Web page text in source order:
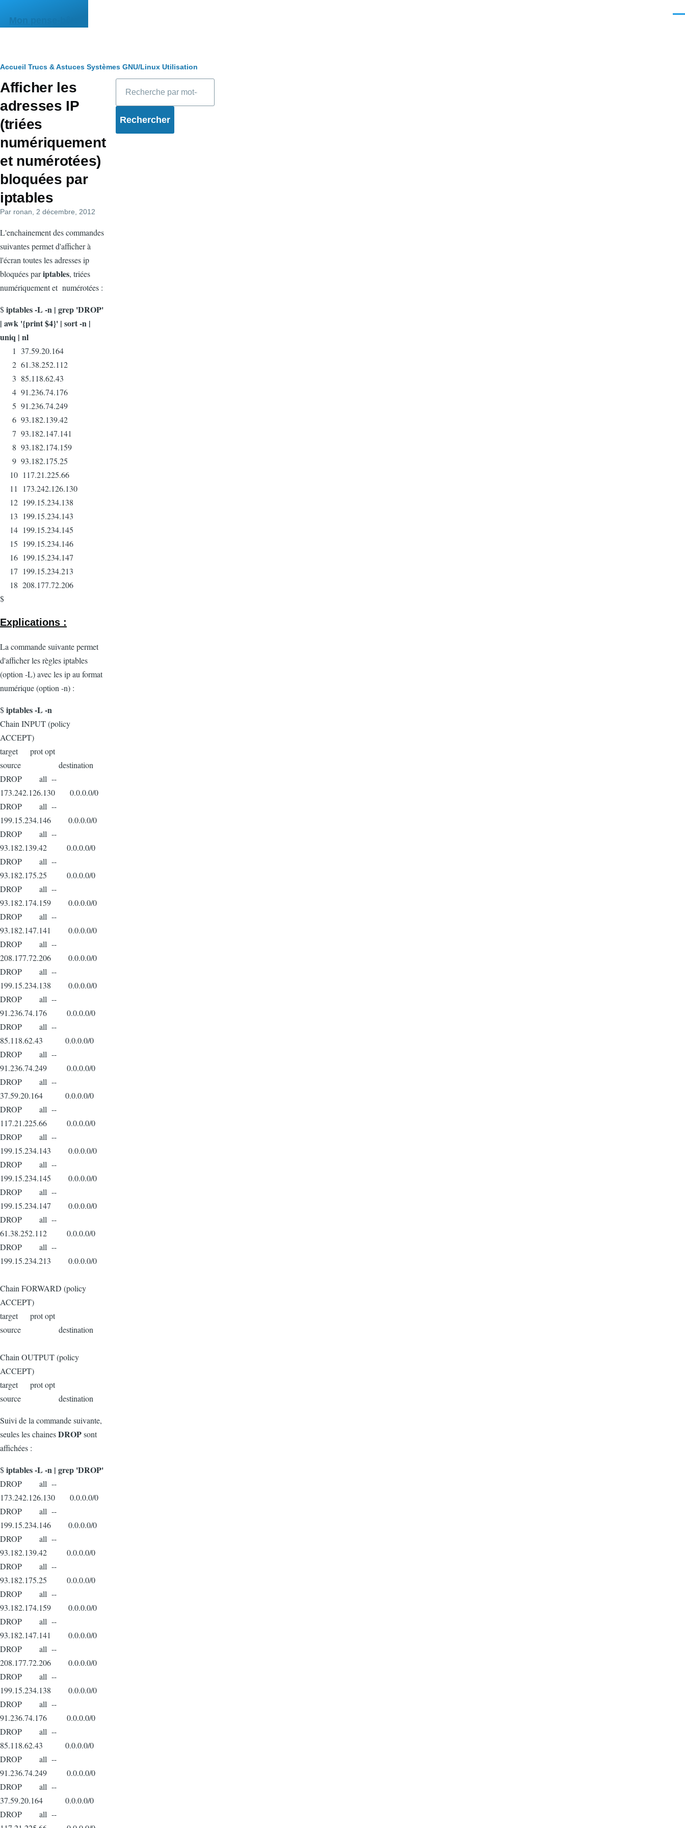
Mon pense-bête
Fil
d'Ariane
Accueil Trucs & Astuces Systèmes GNU/Linux Utilisation
Afficher les
adresses IP
(triées
numériquement
et numérotées)
bloquées par
iptables
Par ronan , 2 décembre, 2012
L'enchainement des commandes
suivantes permet d'afficher à
l'écran toutes les adresses ip
bloquées pariptables, triées
numériquement et numérotées :
$iptables -L -n | grep 'DROP'
| awk '{print $4}' | sort -n |
uniq | nl
1 37.59.20.164
2 61.38.252.112
3 85.118.62.43
4 91.236.74.176
5 91.236.74.249
6 93.182.139.42
7 93.182.147.141
8 93.182.174.159
9 93.182.175.25
10 117.21.225.66
11 173.242.126.130
12 199.15.234.138
13 199.15.234.143
14 199.15.234.145
15 199.15.234.146
16 199.15.234.147
17 199.15.234.213
18 208.177.72.206
$
Explications :
La commande suivante permet
d'afficher les règles iptables
(option -L) avec les ip au format
numérique (option -n) :
$iptables -L -n
Chain INPUT (policy
ACCEPT)
target prot opt
source destination
DROP all --
173.242.126.130 0.0.0.0/0
DROP all --
199.15.234.146 0.0.0.0/0
DROP all --
93.182.139.42 0.0.0.0/0
DROP all --
93.182.175.25 0.0.0.0/0
DROP all --
93.182.174.159 0.0.0.0/0
DROP all --
93.182.147.141 0.0.0.0/0
DROP all --
208.177.72.206 0.0.0.0/0
DROP all --
199.15.234.138 0.0.0.0/0
DROP all --
91.236.74.176 0.0.0.0/0
DROP all --
85.118.62.43 0.0.0.0/0
DROP all --
91.236.74.249 0.0.0.0/0
DROP all --
37.59.20.164 0.0.0.0/0
DROP all --
117.21.225.66 0.0.0.0/0
DROP all --
199.15.234.143 0.0.0.0/0
DROP all --
199.15.234.145 0.0.0.0/0
DROP all --
199.15.234.147 0.0.0.0/0
DROP all --
61.38.252.112 0.0.0.0/0
DROP all --
199.15.234.213 0.0.0.0/0
Chain FORWARD (policy
ACCEPT)
target prot opt
source destination
Chain OUTPUT (policy
ACCEPT)
target prot opt
source destination
Suivi de la commande suivante,
seules les chainesDROPsont
affichées :
$iptables -L -n | grep 'DROP'
DROP all --
173.242.126.130 0.0.0.0/0
DROP all --
199.15.234.146 0.0.0.0/0
DROP all --
93.182.139.42 0.0.0.0/0
DROP all --
93.182.175.25 0.0.0.0/0
DROP all --
93.182.174.159 0.0.0.0/0
DROP all --
93.182.147.141 0.0.0.0/0
DROP all --
208.177.72.206 0.0.0.0/0
DROP all --
199.15.234.138 0.0.0.0/0
DROP all --
91.236.74.176 0.0.0.0/0
DROP all --
85.118.62.43 0.0.0.0/0
DROP all --
91.236.74.249 0.0.0.0/0
DROP all --
37.59.20.164 0.0.0.0/0
DROP all --